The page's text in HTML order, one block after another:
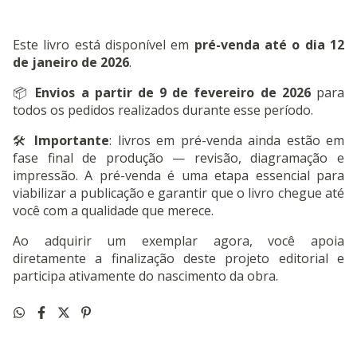
Este livro está disponível em pré-venda até o dia 12
de janeiro de 2026.
📦 Envios a partir de 9 de fevereiro de 2026para
todos os pedidos realizados durante esse período.
🛠️ Importante: livros em pré-venda ainda estão em
fase final de produção — revisão, diagramação e
impressão. A pré-venda é uma etapa essencial para
viabilizar a publicação e garantir que o livro chegue até
você com a qualidade que merece.
Ao adquirir um exemplar agora, você apoia
diretamente a finalização deste projeto editorial e
participa ativamente do nascimento da obra.